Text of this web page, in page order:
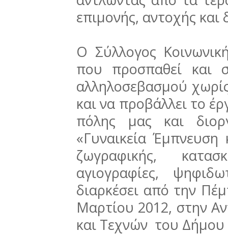
επιμονής, αντοχής και
Ο Σύλλογος
που προσπαθεί και
αλληλοσεβασμού
και να προβάλλει το
πόλης μας και
«Γυναικεία Έμπνευση
ζωγραφικής,
αγιογραφίες,
διαρκέσει από την
Μαρτίου 2012, στην
και Τεχνών του Δήμου